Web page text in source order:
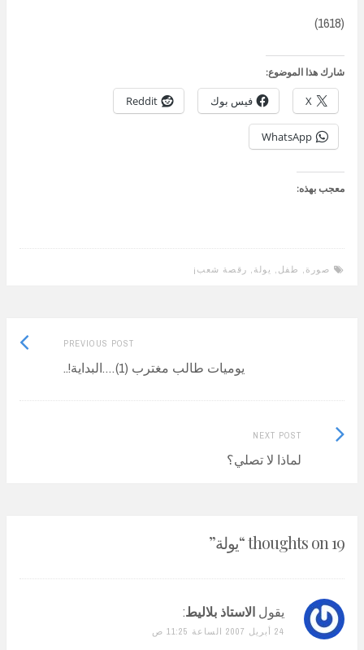
(1618)
شارك هذا الموضوع:
X فيس بوك Reddit
WhatsApp
معجب بهذه:
صورة طفل يولة رقصة شعب¡
PREVIOUS POST
Previous
يوميات طالب مغترب (1)….البداية!..
NEXT POST
لماذا لا تصلي؟
Next
Post:
19 thoughts on “ يولة”
يقول الاستاذ بلاليط:
24 أبريل 2007 الساعة 11:25 ص